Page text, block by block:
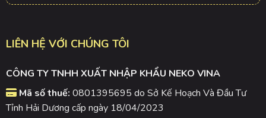
LIÊN HỆ VỚI CHÚNG TÔI
CÔNG TY TNHH XUẤT NHẬP KHẨU NEKO VINA
Mã số thuế: 0801395695 do Sở Kế Hoạch Và Đầu Tư
Tỉnh Hải Dương cấp ngày 18/04/2023